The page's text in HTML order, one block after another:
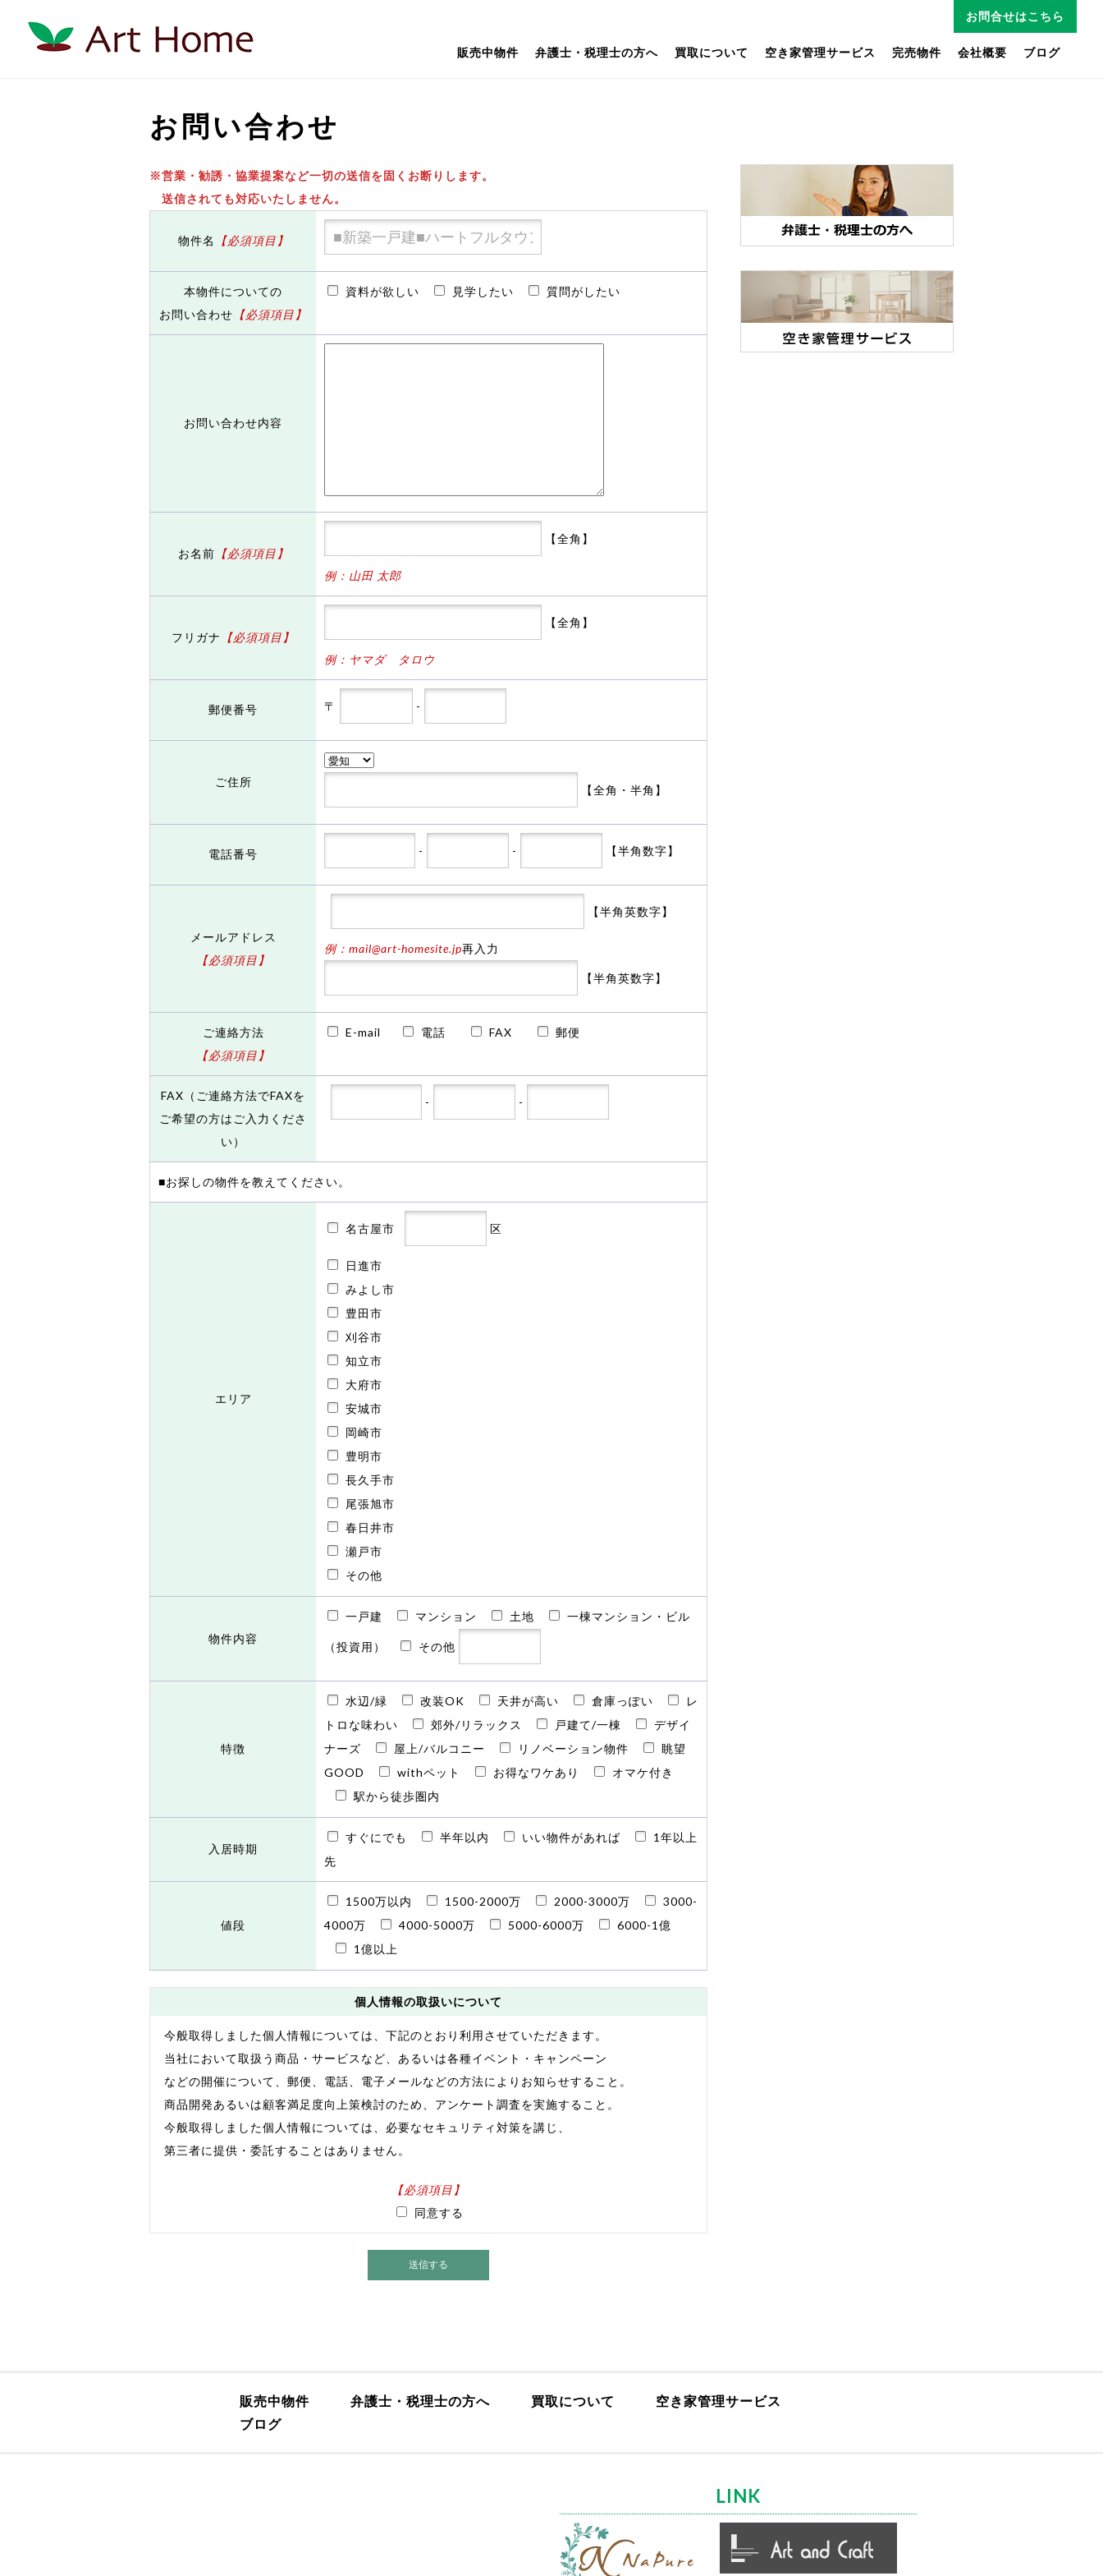
お問合せはこちら
販売中物件 弁護士・税理士の方へ 買取について 空き家管理サービス 完売物件 会社概要 ブログ
お問い合わせ
※営業・勧誘・協業提案など一切の送信を固くお断りします。
送信されても対応いたしません。
物件名 【必須項目】
本物件についての
お問い合わせ 【必須項目】
資料が欲しい 見学したい 質問がしたい
お問い合わせ内容
お名前 【必須項目】
【全角】
例：山田 太郎
フリガナ 【必須項目】
【全角】
例：ヤマダ タロウ
郵便番号 〒 -
ご住所
【全角・半角】
電話番号 - - 【半角数字】
メールアドレス
【必須項目】
【半角英数字】
例：mail@art-homesite.jp再入力
【半角英数字】
ご連絡方法
【必須項目】
E-mail 電話 FAX 郵便
FAX（ご連絡方法でFAXを
ご希望の方はご入力くださ
い）
- -
■お探しの物件を教えてください。
エリア
名古屋市 区
日進市
みよし市
豊田市
刈谷市
知立市
大府市
安城市
岡崎市
豊明市
長久手市
尾張旭市
春日井市
瀬戸市
その他
物件内容
一戸建 マンション 土地 一棟マンション・ビル
（投資用） その他
特徴
水辺/緑 改装OK 天井が高い 倉庫っぽい
レ
トロな味わい
郊外/リラックス 戸建て/一棟
デザイ
ナーズ
屋上/バルコニー リノベーション物件
眺望
GOOD
withペット お得なワケあり
オマケ付き
駅から徒歩圏内
入居時期
すぐにでも 半年以内 いい物件があれば
1年以上
先
値段
1500万以内 1500-2000万 2000-3000万
3000-
4000万
4000-5000万 5000-6000万
6000-1億
1億以上
個人情報の取扱いについて
今般取得しました個人情報については、下記のとおり利用させていただきます。
当社において取扱う商品・サービスなど、あるいは各種イベント・キャンペーン
などの開催について、郵便、電話、電子メールなどの方法によりお知らせすること。
商品開発あるいは顧客満足度向上策検討のため、アンケート調査を実施すること。
今般取得しました個人情報については、必要なセキュリティ対策を講じ、
第三者に提供・委託することはありません。
【必須項目】
同意する
販売中物件 弁護士・税理士の方へ 買取について
空き家管理サービス
ブログ
LINK